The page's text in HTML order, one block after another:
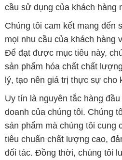
cầu sử dụng của khách hàng
Chúng tôi cam kết mang đến
mọi nhu cầu của khách hàng
Để đạt được mục tiêu này,
sản phẩm hóa chất chất
lý, tạo nên giá trị thực sự cho
Uy tín là nguyên tắc hàng
doanh của chúng tôi. Chúng
sản phẩm mà chúng tôi cung
tiêu chuẩn chất lượng cao,
đối tác. Đồng thời, chúng tôi